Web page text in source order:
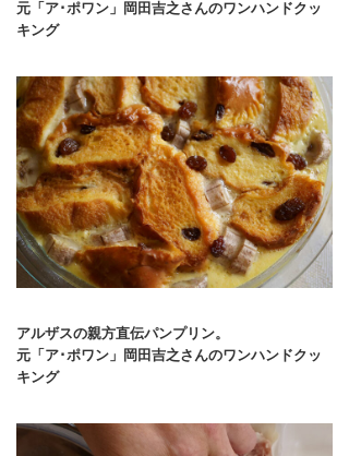
元「ア･ポワン」岡田吉之さんのワンハンドクッ
キング
アルザスの親方直伝パンプリン。
元「ア･ポワン」岡田吉之さんのワンハンドクッ
キング